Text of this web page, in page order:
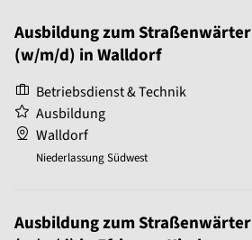
Ausbildung zum Straßenwärter
(w/m/d) in Walldorf
Betriebsdienst & Technik
Ausbildung
Walldorf
Niederlassung Südwest
Ausbildung zum Straßenwärter